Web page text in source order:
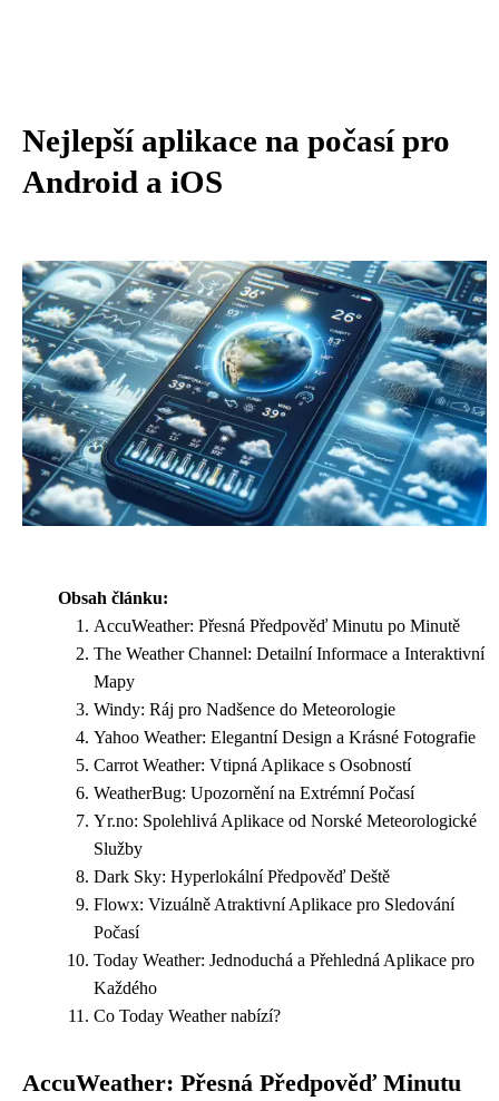
Nejlepší aplikace na počasí pro
Android a iOS
Obsah článku:
AccuWeather: Přesná Předpověď Minutu po Minutě
The Weather Channel: Detailní Informace a Interaktivní
Mapy
Windy: Ráj pro Nadšence do Meteorologie
Yahoo Weather: Elegantní Design a Krásné Fotografie
Carrot Weather: Vtipná Aplikace s Osobností
WeatherBug: Upozornění na Extrémní Počasí
Yr.no: Spolehlivá Aplikace od Norské Meteorologické
Služby
Dark Sky: Hyperlokální Předpověď Deště
Flowx: Vizuálně Atraktivní Aplikace pro Sledování
Počasí
Today Weather: Jednoduchá a Přehledná Aplikace pro
Každého
Co Today Weather nabízí?
AccuWeather: Přesná Předpověď Minutu